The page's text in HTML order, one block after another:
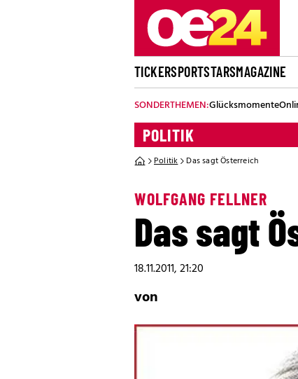
TICKERSPORTSTARSMAGAZINE
SONDERTHEMEN:Glücksmomente
POLITIK
Politik Das sagt Österreich
WOLFGANG FELLNER
Das sagt
18.11.2011, 21:20
von